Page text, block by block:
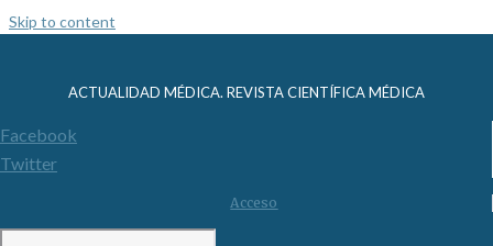
Skip to content
ACTUALIDAD MÉDICA. REVISTA CIENTÍFICA MÉDICA
Facebook
Twitter
Acceso